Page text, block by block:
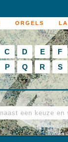
ORGELS
C D E F
P Q R S